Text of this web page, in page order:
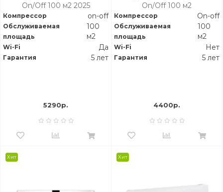
On/Off 100 м2 2025
Компрессор on-off
Обслуживаемая
площадь
100
м2
Wi-Fi Да
Гарантия 5 лет
5290р.
On/Off 100 м2
Компрессор On-off
Обслуживаемая
площадь
100
м2
Wi-Fi Нет
Гарантия 5 лет
4400р.
Хит Хит